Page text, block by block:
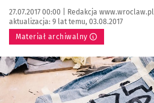
Data publikacji:
27.07.2017 00:00 | Autor:
Redakcja www.wroclaw.pl
aktualizacja: 9 lat temu, 03.08.2017
Materiał archiwalny
Kliknij, aby powiększyć